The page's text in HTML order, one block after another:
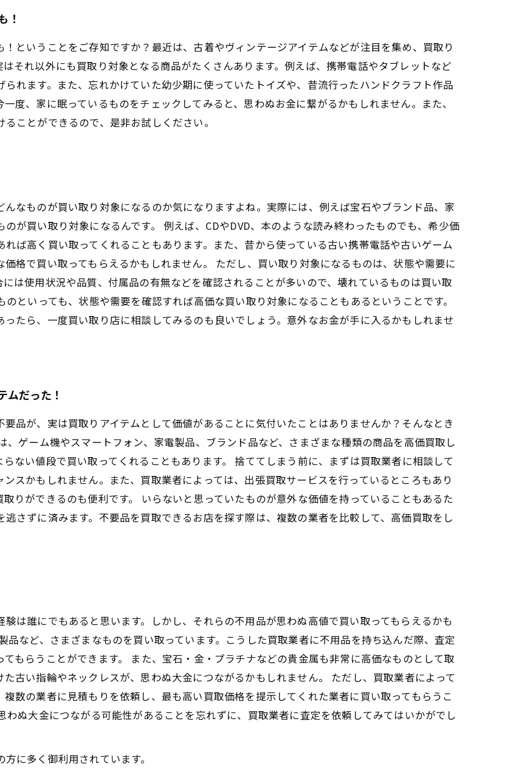
！
ということをご存知ですか？最近は、古着やヴィンテージアイテムなどが注目を集め、買取り
それ以外にも買取り対象となる商品がたくさんあります。例えば、携帯電話やタブレットなど
れます。また、忘れかけていた幼少期に使っていたトイズや、昔流行ったハンドクラフト作品
度、家に眠っているものをチェックしてみると、思わぬお金に繋がるかもしれません。また、
ことができるので、是非お試しください。
なものが買い取り対象になるのか気になりますよね。実際には、例えば宝石やブランド品、家
が買い取り対象になるんです。 例えば、CDやDVD、本のような読み終わったものでも、希少価
ば高く買い取ってくれることもあります。また、昔から使っている古い携帯電話や古いゲーム
格で買い取ってもらえるかもしれません。 ただし、買い取り対象になるものは、状態や需要に
は使用状況や品質、付属品の有無などを確認されることが多いので、壊れているものは買い取
といっても、状態や需要を確認すれば高価な買い取り対象になることもあるということです。
たら、一度買い取り店に相談してみるのも良いでしょう。意外なお金が手に入るかもしれませ
ムだった！
品が、実は買取りアイテムとして価値があることに気付いたことはありませんか？そんなとき
ゲーム機やスマートフォン、家電製品、ブランド品など、さまざまな種類の商品を高価買取し
ない値段で買い取ってくれることもあります。 捨ててしまう前に、まずは買取業者に相談して
スかもしれません。また、買取業者によっては、出張買取サービスを行っているところもあり
りができるのも便利です。 いらないと思っていたものが意外な価値を持っていることもあるた
さずに済みます。不要品を買取できるお店を探す際は、複数の業者を比較して、高価買取をし
は誰にでもあると思います。しかし、それらの不用品が思わぬ高値で買い取ってもらえるかも
品など、さまざまなものを買い取っています。こうした買取業者に不用品を持ち込んだ際、査定
もらうことができます。 また、宝石・金・プラチナなどの貴金属も非常に高価なものとして取
古い指輪やネックレスが、思わぬ大金につながるかもしれません。 ただし、買取業者によって
数の業者に見積もりを依頼し、最も高い買取価格を提示してくれた業者に買い取ってもらうこ
わぬ大金につながる可能性があることを忘れずに、買取業者に査定を依頼してみてはいかがでし
に多く御利用されています。